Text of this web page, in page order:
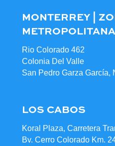
MONTERREY |
METROPOLITANA
Rio Colorado 462
Colonia Del Valle
San Pedro Garza García,
LOS CABOS
Koral Plaza, Carretera
Bv. Cerro Colorado Km.